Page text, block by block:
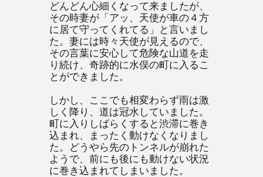
どんどん心細くなって来ましたが、
その時妻が「アッ、天使が車の４方
に居て守ってくれてる」と言いまし
た。妻には時々天使が見えるので、
その言葉に安心して危険な山道を走
り続け、奇跡的に水俣の町に入るこ
とができました。
しかし、ここでも相変わらず雨は激
しく降り、道は冠水していました。
町に入りしばらくすると渋滞に巻き
込まれ、まったく動けなくなりまし
た。どうやら先のトンネルが崩れた
ようで、前にも後にも動けない状況
に巻き込まれてしまいました。